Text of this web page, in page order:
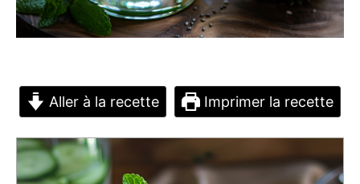
Aller à la recette Imprimer la recette